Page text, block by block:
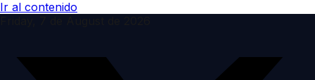
Ir al contenido